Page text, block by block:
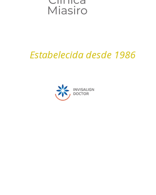
Estabelecida desde 1986